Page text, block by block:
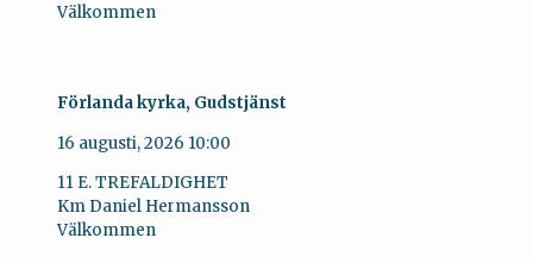
Välkommen
Förlanda kyrka, Gudstjänst
16 augusti, 2026 10:00
11 E. TREFALDIGHET
Km Daniel Hermansson
Välkommen